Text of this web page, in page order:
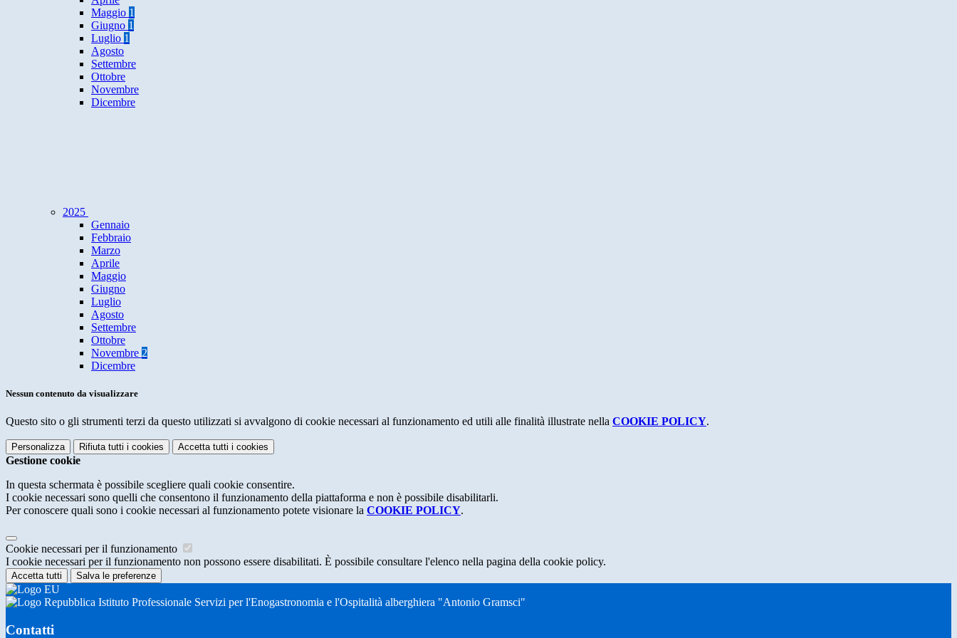
Maggio 1
Giugno 1
Luglio 1
Agosto
Settembre
Ottobre
Novembre
Dicembre
2025
Gennaio
Febbraio
Marzo
Aprile
Maggio
Giugno
Luglio
Agosto
Settembre
Ottobre
Novembre 2
Dicembre
Nessun contenuto da visualizzare
Questo sito o gli strumenti terzi da questo utilizzati si avvalgono di cookie necessari al funzionamento ed utili alle finalità illustrate nella COOKIE POLICY.
Personalizza Rifiuta tutti i cookies Accetta tutti i cookies
Gestione cookie
In questa schermata è possibile scegliere quali cookie consentire.
I cookie necessari sono quelli che consentono il funzionamento della piattaforma e non è possibile disabilitarli.
Per conoscere quali sono i cookie necessari al funzionamento potete visionare la COOKIE POLICY.
Cookie necessari per il funzionamento
I cookie necessari per il funzionamento non possono essere disabilitati. È possibile consultare l'elenco nella pagina della cookie policy.
Accetta tutti Salva le preferenze
Istituto Professionale Servizi per l'Enogastronomia e l'Ospitalità alberghiera "Antonio Gramsci"
Contatti